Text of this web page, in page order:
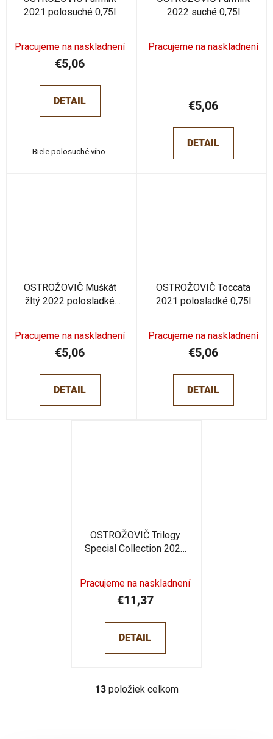
2021 polosuché 0,75l
Pracujeme na naskladnení
€5,06
DETAIL
Biele polosuché víno.
2022 suché 0,75l
Pracujeme na naskladnení
€5,06
DETAIL
OSTROŽOVIČ Muškát
žltý 2022 polosladké
Pracujeme na naskladnení
€5,06
DETAIL
OSTROŽOVIČ Toccata
2021 polosladké 0,75l
Pracujeme na naskladnení
€5,06
DETAIL
OSTROŽOVIČ Trilogy
Special Collection 2022
Pracujeme na naskladnení
€11,37
DETAIL
O
13položiek celkom